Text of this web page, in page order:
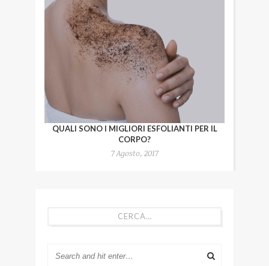
QUALI SONO I MIGLIORI ESFOLIANTI PER IL
CORPO?
7 Agosto, 2017
CERCA…